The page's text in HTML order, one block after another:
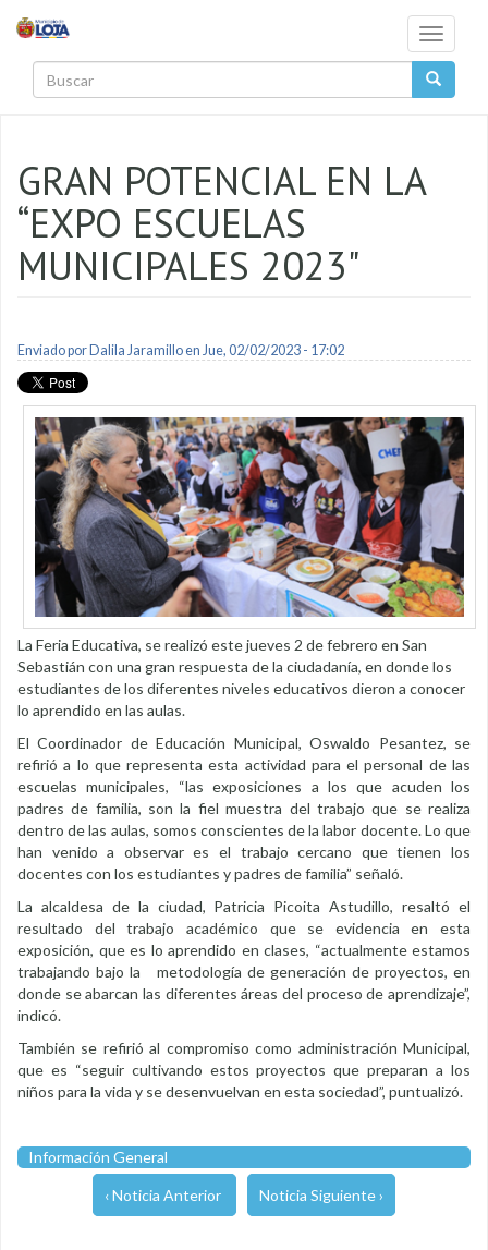
Toggle
GRAN POTENCIAL EN LA
“EXPO ESCUELAS
MUNICIPALES 2023"
Enviado por Dalila Jaramilloen Jue, 02/02/2023 - 17:02
La Feria Educativa, se realizó este jueves 2 de febrero en San
Sebastián con una gran respuesta de la ciudadanía, en donde los
estudiantes de los diferentes niveles educativos dieron a conocer
lo aprendido en las aulas.
El Coordinador de Educación Municipal, Oswaldo Pesantez, se
refirió a lo que representa esta actividad para el personal de las
escuelas municipales, “las exposiciones a los que acuden los
padres de familia, son la fiel muestra del trabajo que se realiza
dentro de las aulas, somos conscientes de la labor docente. Lo que
han venido a observar es el trabajo cercano que tienen los
docentes con los estudiantes y padres de familia” señaló.
La alcaldesa de la ciudad, Patricia Picoita Astudillo, resaltó el
resultado del trabajo académico que se evidencia en esta
exposición, que es lo aprendido en clases, “actualmente estamos
trabajando bajo la metodología de generación de proyectos, en
donde se abarcan las diferentes áreas del proceso de aprendizaje”,
indicó.
También se refirió al compromiso como administración Municipal,
que es “seguir cultivando estos proyectos que preparan a los
niños para la vida y se desenvuelvan en esta sociedad”, puntualizó.
Información General
‹ Noticia Anterior Noticia Siguiente ›